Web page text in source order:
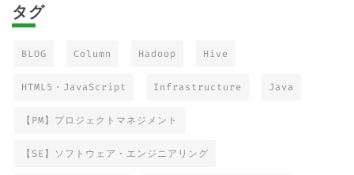
タグ
BLOG Column Hadoop Hive
HTML5・JavaScript Infrastructure Java
【PM】プロジェクトマネジメント
【SE】ソフトウェア・エンジニアリング